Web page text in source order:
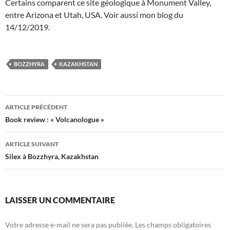
Certains comparent ce site géologique à Monument Valley,
entre Arizona et Utah, USA. Voir aussi mon blog du
14/12/2019.
BOZZHYRA KAZAKHSTAN
Navigation
des
articles
ARTICLE PRÉCÉDENT
Book review : « Volcanologue »
ARTICLE SUIVANT
Silex à Bozzhyra, Kazakhstan
LAISSER UN COMMENTAIRE
Votre adresse e-mail ne sera pas publiée. Les champs obligatoires